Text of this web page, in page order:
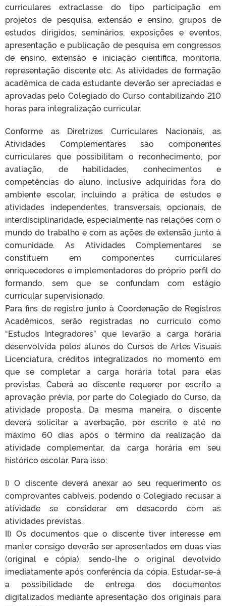
curriculares extraclasse do tipo participação em
projetos de pesquisa, extensão e ensino, grupos de
estudos dirigidos, seminários, exposições e eventos,
apresentação e publicação de pesquisa em congressos
de ensino, extensão e iniciação científica, monitoria,
representação discente etc. As atividades de formação
acadêmica de cada estudante deverão ser apreciadas e
aprovadas pelo Colegiado do Curso contabilizando 210
horas para integralização curricular.
Conforme as Diretrizes Curriculares Nacionais, as
Atividades Complementares são componentes
curriculares que possibilitam o reconhecimento, por
avaliação, de habilidades, conhecimentos e
competências do aluno, inclusive adquiridas fora do
ambiente escolar, incluindo a prática de estudos e
atividades independentes, transversais, opcionais, de
interdisciplinaridade, especialmente nas relações com o
mundo do trabalho e com as ações de extensão junto à
comunidade. As Atividades Complementares se
constituem em componentes curriculares
enriquecedores e implementadores do próprio perfil do
formando, sem que se confundam com estágio
curricular supervisionado.
Para fins de registro junto à Coordenação de Registros
Acadêmicos, serão registradas no currículo como
“Estudos Integradores” que levarão a carga horária
desenvolvida pelos alunos do Cursos de Artes Visuais
Licenciatura, créditos integralizados no momento em
que se completar a carga horária total para elas
previstas. Caberá ao discente requerer por escrito a
aprovação prévia, por parte do Colegiado do Curso, da
atividade proposta. Da mesma maneira, o discente
deverá solicitar a averbação, por escrito e até no
máximo 60 dias após o término da realização da
atividade complementar, da carga horária em seu
histórico escolar. Para isso:
I) O discente deverá anexar ao seu requerimento os
comprovantes cabíveis, podendo o Colegiado recusar a
atividade se considerar em desacordo com as
atividades previstas.
II) Os documentos que o discente tiver interesse em
manter consigo deverão ser apresentados em duas vias
(original e cópia), sendo-lhe o original devolvido
imediatamente após conferência da cópia. Estudar-se-á
a possibilidade de entrega dos documentos
digitalizados mediante apresentação dos originais para